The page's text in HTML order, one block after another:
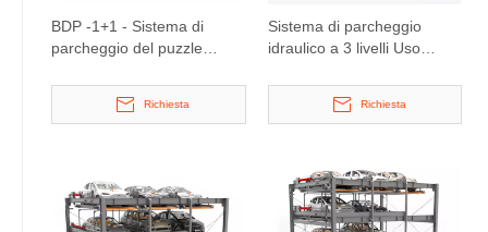
BDP -1+1 - Sistema di
parcheggio del puzzle
Richiesta
Sistema di parcheggio
idraulico a 3 livelli Uso
Richiesta